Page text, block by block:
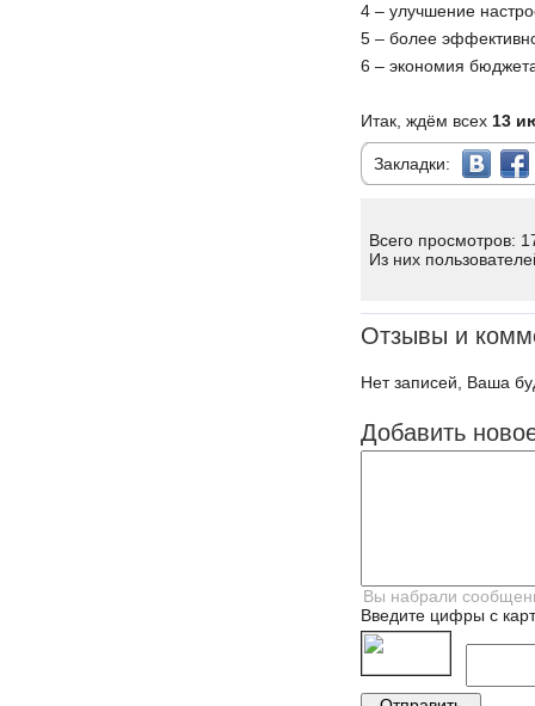
4 – улучшение
5 – более
6 – экономия
Итак, ждём всех 13
Закладки:
Всего просмотров:
Из них
Отзывы и
Нет записей, Ваша
Добавить
Введите цифры с